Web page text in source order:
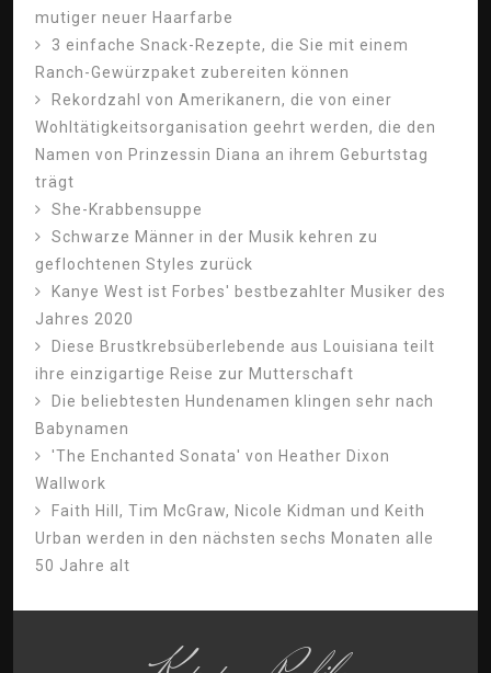
mutiger neuer Haarfarbe
3 einfache Snack-Rezepte, die Sie mit einem
Ranch-Gewürzpaket zubereiten können
Rekordzahl von Amerikanern, die von einer
Wohltätigkeitsorganisation geehrt werden, die den
Namen von Prinzessin Diana an ihrem Geburtstag
trägt
She-Krabbensuppe
Schwarze Männer in der Musik kehren zu
geflochtenen Styles zurück
Kanye West ist Forbes' bestbezahlter Musiker des
Jahres 2020
Diese Brustkrebsüberlebende aus Louisiana teilt
ihre einzigartige Reise zur Mutterschaft
Die beliebtesten Hundenamen klingen sehr nach
Babynamen
'The Enchanted Sonata' von Heather Dixon
Wallwork
Faith Hill, Tim McGraw, Nicole Kidman und Keith
Urban werden in den nächsten sechs Monaten alle
50 Jahre alt